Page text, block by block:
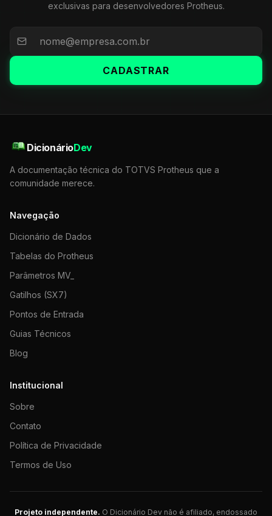
exclusivas para desenvolvedores Protheus.
CADASTRAR
DicionárioDev
A documentação técnica do TOTVS Protheus que a
comunidade merece.
Navegação
Dicionário de Dados
Tabelas do Protheus
Parâmetros MV_
Gatilhos (SX7)
Pontos de Entrada
Guias Técnicos
Blog
Institucional
Sobre
Contato
Política de Privacidade
Termos de Uso
Projeto independente. O Dicionário Dev não é afiliado, endossado